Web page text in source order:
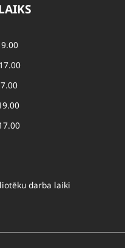
darba laiki